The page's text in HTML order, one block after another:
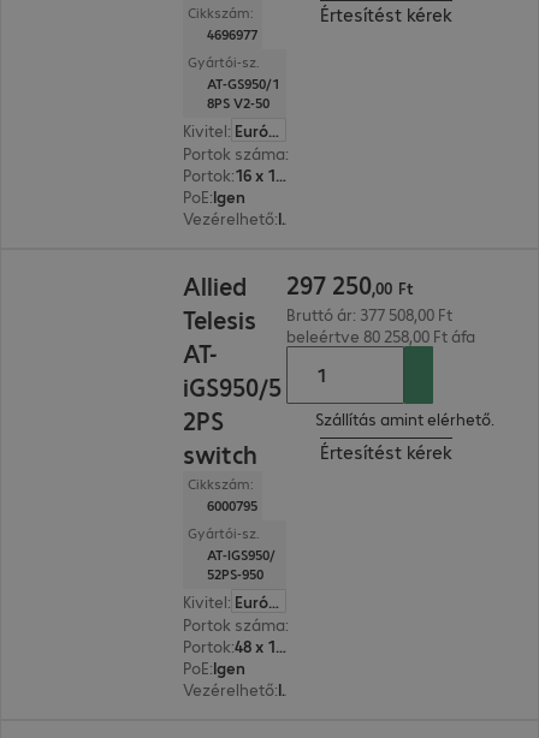
Cikkszám:
4696977
Gyártói-sz.
AT-GS950/1
8PS V2-50
Kivitel:
Európa
Portok száma:
Portok:
16 x 10/100/1000 RJ45
PoE:Igen
Vezérelhető: Igen
Értesítést kérek
Allied
Telesis
AT-
iGS950/5
2PS
switch
Cikkszám:
6000795
Gyártói-sz.
AT-IGS950/
52PS-950
Kivitel:
Európa
Portok száma:
Portok:
48 x 10/100/1000 RJ45
PoE:Igen
Vezérelhető: Igen
297 250,00 Ft
Bruttó ár: 377 508,00 Ft
beleértve 80 258,00 Ft áfa
Szállítás amint elérhető.
Értesítést kérek